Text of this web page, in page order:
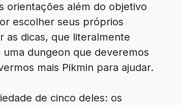
orientações além do objetivo
escolher seus próprios
as dicas, que literalmente
dungeon que deveremos
mais Pikmin para ajudar.
de cinco deles: os